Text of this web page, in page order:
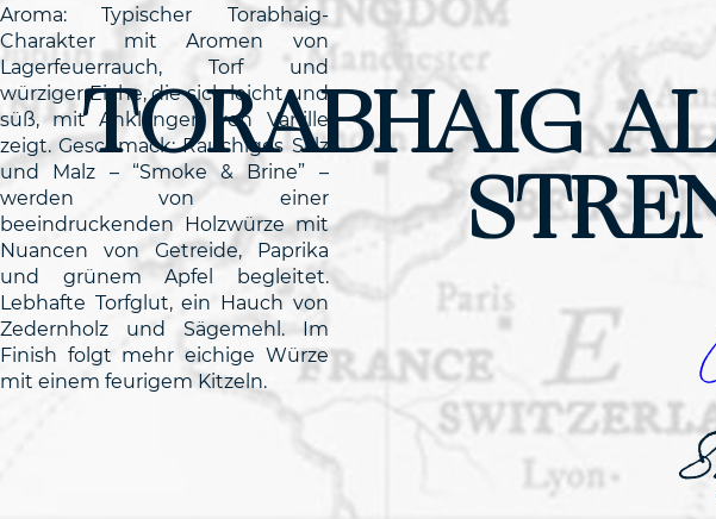
TORABHAIG
Aroma: Typischer Torabhaig-
Charakter mit Aromen von
Lagerfeuerrauch, Torf und
würziger Eiche, die sich leicht und
süß, mit Anklängen von Vanille
zeigt. Geschmack: Rauchiges Salz
und Malz – “Smoke & Brine” –
werden von einer
beeindruckenden Holzwürze mit
Nuancen von Getreide, Paprika
und grünem Apfel begleitet.
Lebhafte Torfglut, ein Hauch von
Zedernholz und Sägemehl. Im
Finish folgt mehr eichige Würze
mit einem feurigem Kitzeln.